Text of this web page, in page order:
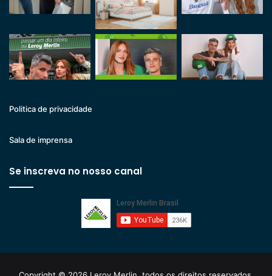
Politica de privacidade
Sala de imprensa
Se inscreva no nosso canal